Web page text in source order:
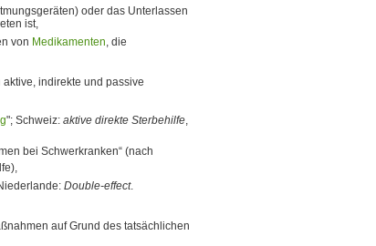
oder das Unterlassen
ist,
von Medikamenten, die
indirekte und passive
"; Schweiz: aktive direkte Sterbehilfe,
bei Schwerkranken“ (nach
Double-effect.
auf Grund des tatsächlichen